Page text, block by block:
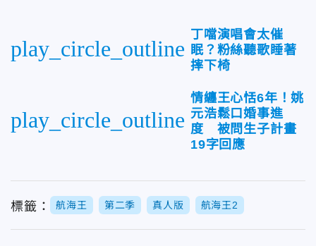
play_circle_outline
丁噹演唱會太催
眠？粉絲聽歌睡著
摔下椅
play_circle_outline
情纏王心恬6年！姚
元浩鬆口婚事進
度 被問生子計畫
19字回應
標籤： 航海王 第二季 真人版 航海王2